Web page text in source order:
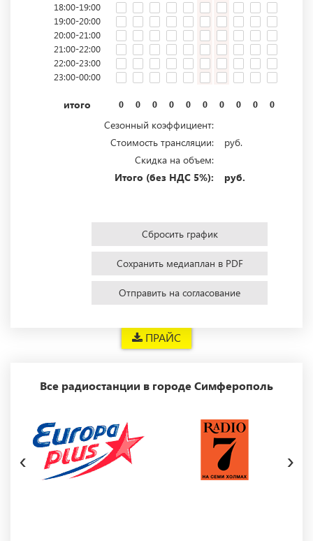
ПРАЙС
18:00-19:00
19:00-20:00
20:00-21:00
21:00-22:00
22:00-23:00
23:00-00:00
итого 0 0 0 0 0 0 0 0 0 0
Сезонный коэффициент:
Стоимость трансляции:
руб.
Скидка на объем:
Итого (без НДС 5%):
руб.
Сбросить график
Сохранить медиаплан в PDF
Отправить на согласование
Все радиостанции в городе Симферополь
‹ ›